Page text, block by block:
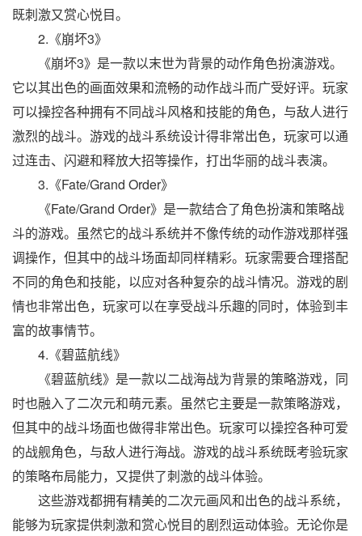
既刺激又赏心悦目。
2.《崩坏3》
《崩坏3》是一款以末世为背景的动作角色扮演游戏。
它以其出色的画面效果和流畅的动作战斗而广受好评。玩家
可以操控各种拥有不同战斗风格和技能的角色，与敌人进行
激烈的战斗。游戏的战斗系统设计得非常出色，玩家可以通
过连击、闪避和释放大招等操作，打出华丽的战斗表演。
3.《Fate/Grand Order》
《Fate/Grand Order》是一款结合了角色扮演和策略战
斗的游戏。虽然它的战斗系统并不像传统的动作游戏那样强
调操作，但其中的战斗场面却同样精彩。玩家需要合理搭配
不同的角色和技能，以应对各种复杂的战斗情况。游戏的剧
情也非常出色，玩家可以在享受战斗乐趣的同时，体验到丰
富的故事情节。
4.《碧蓝航线》
《碧蓝航线》是一款以二战海战为背景的策略游戏，同
时也融入了二次元和萌元素。虽然它主要是一款策略游戏，
但其中的战斗场面也做得非常出色。玩家可以操控各种可爱
的战舰角色，与敌人进行海战。游戏的战斗系统既考验玩家
的策略布局能力，又提供了刺激的战斗体验。
这些游戏都拥有精美的二次元画风和出色的战斗系统，
能够为玩家提供刺激和赏心悦目的剧烈运动体验。无论你是